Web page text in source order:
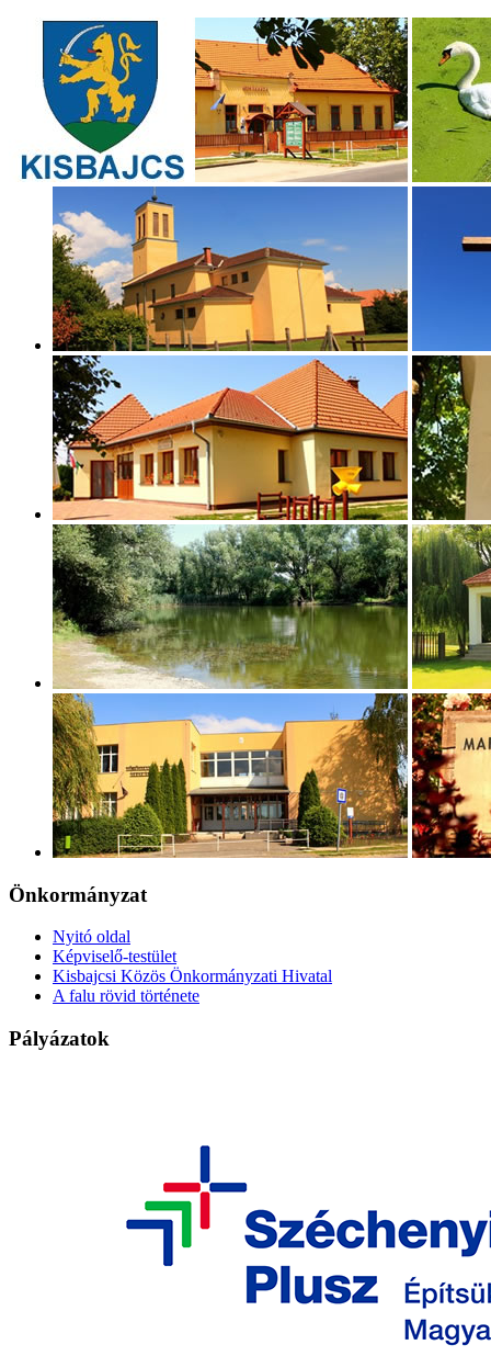
Önkormányzat
Nyitó oldal
Képviselő-testület
Kisbajcsi Közös Önkormányzati Hivatal
A falu rövid története
Pályázatok